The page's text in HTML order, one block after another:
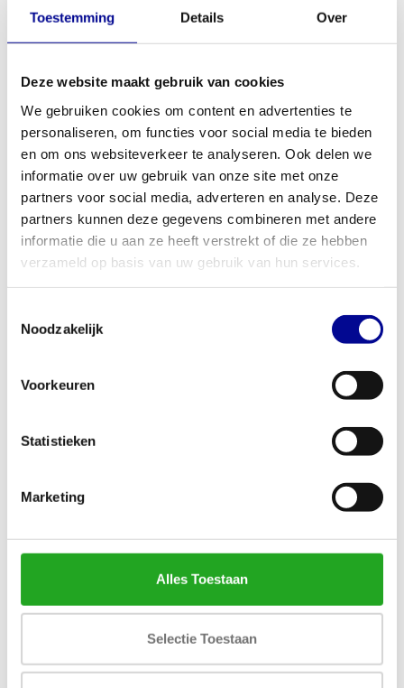
Toestemming Details Over
Deze website maakt gebruik van cookies
We gebruiken cookies om content en advertenties te
personaliseren, om functies voor social media te bieden
en om ons websiteverkeer te analyseren. Ook delen we
informatie over uw gebruik van onze site met onze
partners voor social media, adverteren en analyse. Deze
partners kunnen deze gegevens combineren met andere
informatie die u aan ze heeft verstrekt of die ze hebben
verzameld op basis van uw gebruik van hun services.
Noodzakelijk
Voorkeuren
Statistieken
Marketing
Alles Toestaan
Selectie Toestaan
Matrix Aura series G3 hip
TechnoGym Element+
TechnoGym Element+ leg
Incl. btw
Athletic Performance Leg
4.444,83Incl. btw
Athletic Performance Seated
AP8
3.508,83Incl. btw